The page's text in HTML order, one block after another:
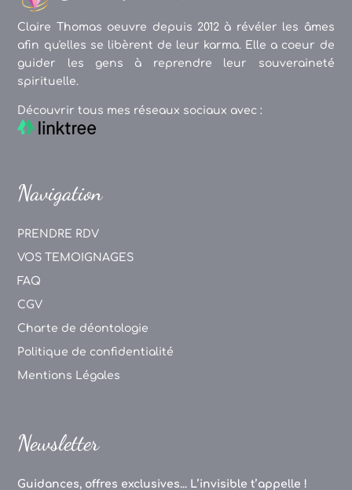
Claire Thomas oeuvre depuis 2012 à révéler les âmes
afin qu'elles se libèrent de leur karma. Elle a coeur de
guider les gens à reprendre leur souveraineté
spirituelle.
Découvrir tous mes réseaux sociaux avec :
Navigation
PRENDRE RDV
VOS TEMOIGNAGES
FAQ
CGV
Charte de déontologie
Politique de confidentialité
Mentions Légales
Newsletter
Guidances, offres exclusives... L’invisible t’appelle !